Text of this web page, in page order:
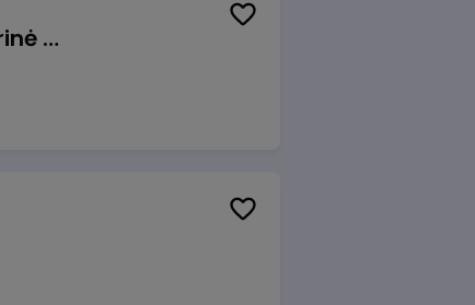
Kasininkas (-ė) - pardavėjas (-a), Centrinė g. 62, Galgiai